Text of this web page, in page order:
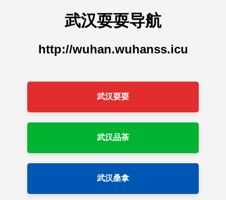
武汉耍耍导航
http://wuhan.wuhanss.icu
武汉耍耍
武汉品茶
武汉桑拿